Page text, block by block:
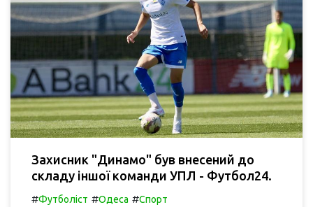
Захисник "Динамо" був внесений до
складу іншої команди УПЛ - Футбол24.
#Футболіст #Одеса #Спорт